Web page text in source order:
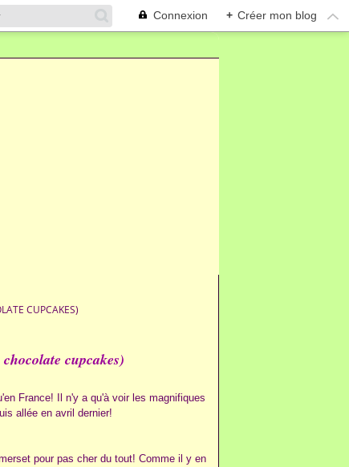
Connexion + Créer mon blog
CUPCAKES)
cupcakes)
France! Il n'y a qu'à voir les magnifiques
allée en avril dernier!
pour pas cher du tout! Comme il y en